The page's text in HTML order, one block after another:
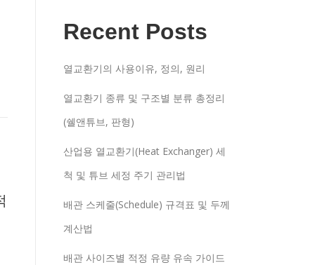
Recent Posts
열교환기의 사용이유, 정의, 원리
열교환기 종류 및 구조별 분류 총정리
(쉘앤튜브, 판형)
산업용 열교환기(Heat Exchanger) 세
척 및 튜브 세정 주기 관리법
배관 스케줄(Schedule) 규격표 및 두께
계산법
배관 사이즈별 적정 유량 유속 가이드